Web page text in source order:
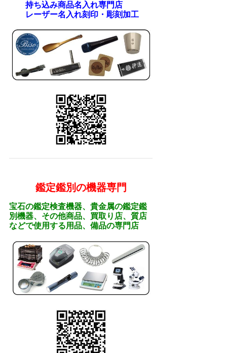
持ち込み商品名入れ専門店
レーザー名入れ刻印・彫刻加工
鑑定鑑別の機器専門
宝石の鑑定検査機器、貴金属の鑑定鑑
別機器、その他商品、買取り店、質店
などで使用する用品、備品の専門店